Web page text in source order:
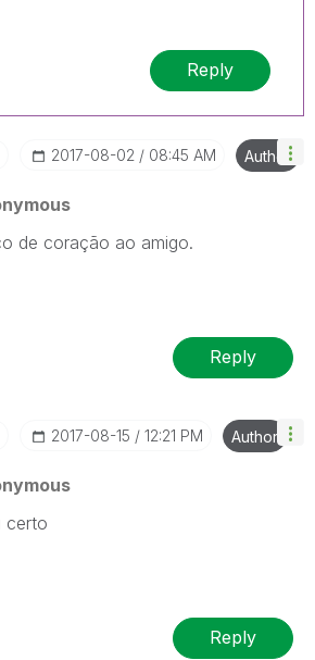
Reply
‎2017-08-02 08:45 AM Author
de coração ao amigo.
Reply
‎2017-08-15 12:21 PM Author
certo
Reply